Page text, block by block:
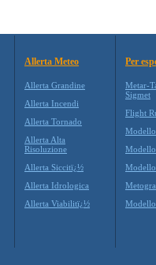
Allerta Meteo
Allerta Grandine
Allerta Incendi
Allerta Tornado
Allerta Alta
Risoluzione
Allerta Siccitï¿½
Allerta Idrologica
Allerta Viabilitï¿½
Per
Metar-
Sigmet
Flight
Modello